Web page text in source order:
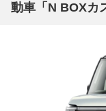
動車「N BOXカ